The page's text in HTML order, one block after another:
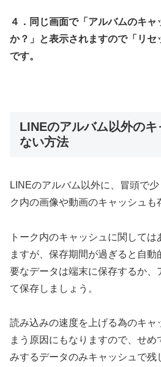
４．同じ画面で「アルバムのキ
か？」と表示されますので「リセ
です。
LINEのアルバム以外の
ない方法
LINEのアルバム以外に、冒頭で
ク内の画像や動画のキャッシュも
トーク内のキャッシュに関して
ますが、保存期間が過ぎると自
要なデータは端末に保存するか、
て保存しましょう。
読み込みの速度を上げる為のキャ
まう原因にもなりますので、せ
みするデータのみキャッシュで残